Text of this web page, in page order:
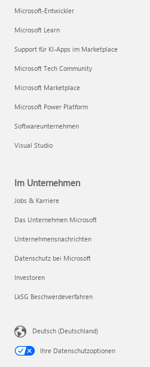
Microsoft-Entwickler
Microsoft Learn
Support für KI-Apps im Marketplace
Microsoft Tech Community
Microsoft Marketplace
Microsoft Power Platform
Softwareunternehmen
Visual Studio
Im Unternehmen
Jobs & Karriere
Das Unternehmen Microsoft
Unternehmensnachrichten
Datenschutz bei Microsoft
Investoren
LkSG Beschwerdeverfahren
Deutsch (Deutschland)
Ihre Datenschutzoptionen